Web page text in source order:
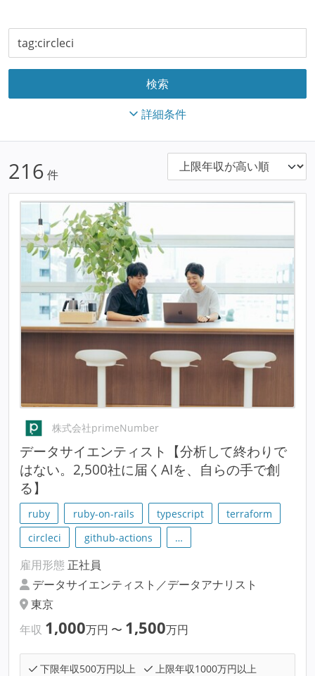
詳細条件
216 件
株式会社primeNumber
データサイエンティスト【分析して終わりで
はない。2,500社に届くAIを、自らの手で創
る】
ruby ruby-on-rails typescript
terraform
circleci
github-actions …
雇用形態 正社員
データサイエンティスト／データアナリスト
東京
年収 1,000万円 〜 1,500万円
下限年収500万円以上
上限年収1000万円以上